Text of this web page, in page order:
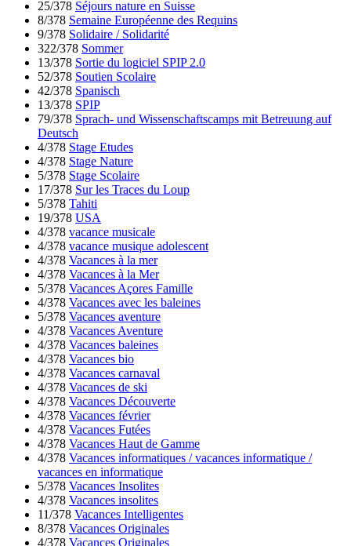
25/378 Séjours nature en Suisse
8/378 Semaine Européenne des Requins
9/378 Solidaire / Solidarité
322/378 Sommer
13/378 Sortie du logiciel SPIP 2.0
52/378 Soutien Scolaire
42/378 Spanisch
13/378 SPIP
79/378 Sprach- und Wissenschaftscamps mit Betreuung auf
Deutsch
4/378 Stage Etudes
4/378 Stage Nature
5/378 Stage Scolaire
17/378 Sur les Traces du Loup
5/378 Tahiti
19/378 USA
4/378 vacance musicale
4/378 vacance musique adolescent
4/378 Vacances à la mer
4/378 Vacances à la Mer
5/378 Vacances Açores Famille
4/378 Vacances avec les baleines
5/378 Vacances aventure
4/378 Vacances Aventure
4/378 Vacances baleines
4/378 Vacances bio
4/378 Vacances carnaval
4/378 Vacances de ski
4/378 Vacances Découverte
4/378 Vacances février
4/378 Vacances Futées
4/378 Vacances Haut de Gamme
4/378 Vacances informatiques / vacances informatique /
vacances en informatique
5/378 Vacances Insolites
4/378 Vacances insolites
11/378 Vacances Intelligentes
8/378 Vacances Originales
4/378 Vacances Originales